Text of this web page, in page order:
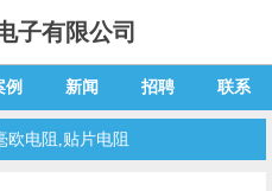
子有限公司
例 新闻 招聘 联系
欧电阻,贴片电阻